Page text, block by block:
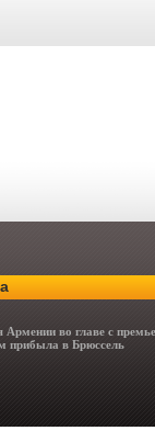
Армении во главе с
прибыла в Брюссель